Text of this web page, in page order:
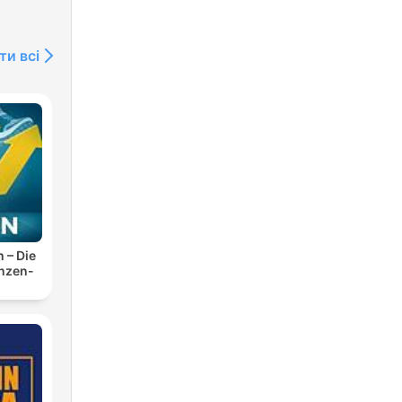
la
всі
– Die